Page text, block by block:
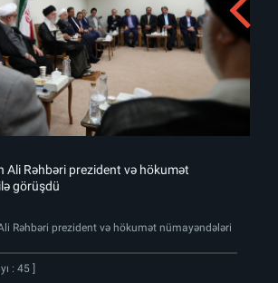
Ali Rəhbəri prezident və hökumət
görüşdü
Rəhbəri prezident və hökumət nümayəndələri
: 45 ]